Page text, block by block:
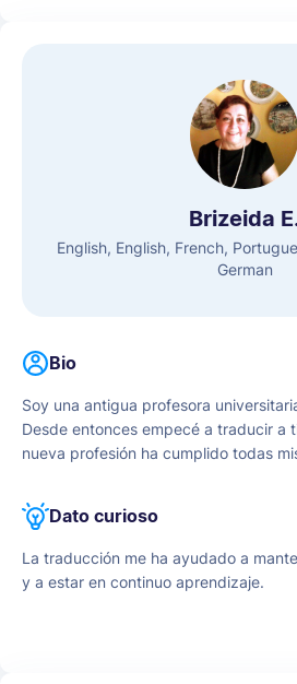
Brizeida
English, English, French,
German
Bio
Soy una antigua profesora
Desde entonces empecé a traducir a
nueva profesión ha cumplido todas
competencias. Traduzco del español
estos idiomas he añadido la
portugués, italiano, catalán y alemán
traducción mantiene mi mente joven y
encanta.
Dato curioso
La traducción me ha ayudado a
y a estar en continuo aprendizaje.